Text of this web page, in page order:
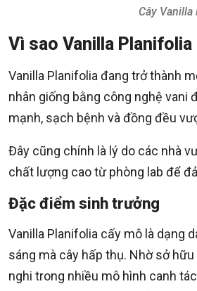
Cây
Vì sao Vanilla
Vanilla Planifolia đang trở thành
nhân giống bằng công nghệ vani
mạnh, sạch bệnh và đồng đều
Đây cũng chính là lý do các nhà
chất lượng cao từ phòng lab để
Đặc điểm sinh trưởng
Vanilla Planifolia cấy mô là dạng
sáng mà cây hấp thụ. Nhờ sở
nghi trong nhiều mô hình canh